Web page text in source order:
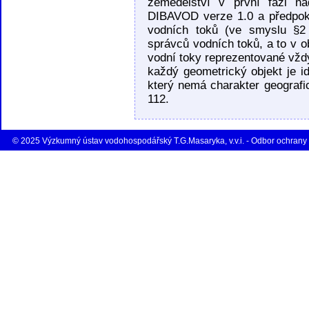
DIBAVOD verze 1.0 a
vodních toků (ve smyslu
správců vodních toků, a to v
vodní toky reprezentované
každý geometrický objekt je
který nemá charakter
112.
© 2025 Výzkumný ústav vodohospodářský T.G.Masaryka, v.v.i. - Odbor